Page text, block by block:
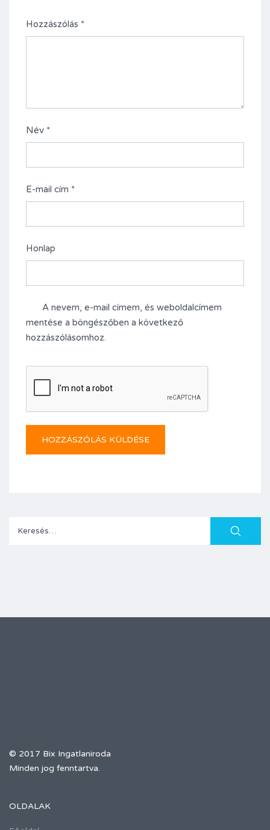
Hozzászólás *
Név *
E-mail cím *
Honlap
A nevem, e-mail címem, és weboldalcímem
mentése a böngészőben a következő
hozzászólásomhoz.
Keresés:
Főoldal
Ingatlanok
Kapcsolat